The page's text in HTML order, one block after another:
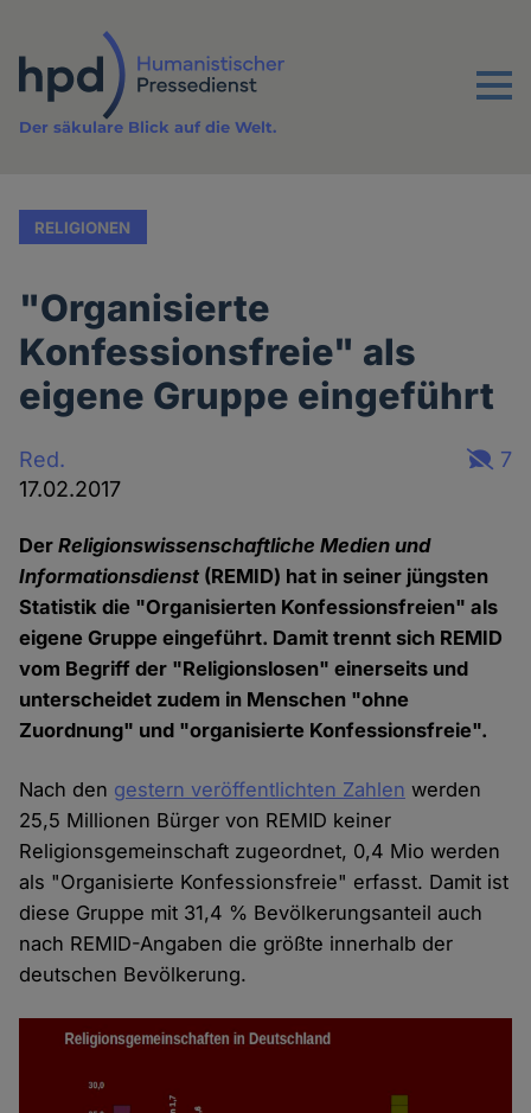
Inhalt
Menu
Der säkulare Blick auf die Welt.
RELIGIONEN
"Organisierte
Konfessionsfreie" als
eigene Gruppe eingeführt
Red.
17.02.2017
7
DerReligionswissenschaftliche Medien und
Informationsdienst (REMID) hat in seiner jüngsten
Statistik die "Organisierten Konfessionsfreien" als
eigene Gruppe eingeführt. Damit trennt sich REMID
vom Begriff der "Religionslosen" einerseits und
unterscheidet zudem in Menschen "ohne
Zuordnung" und "organisierte Konfessionsfreie".
Nach den gestern veröffentlichten Zahlen werden
25,5 Millionen Bürger von REMID keiner
Religionsgemeinschaft zugeordnet, 0,4 Mio werden
als "Organisierte Konfessionsfreie" erfasst. Damit ist
diese Gruppe mit 31,4 % Bevölkerungsanteil auch
nach REMID-Angaben die größte innerhalb der
deutschen Bevölkerung.